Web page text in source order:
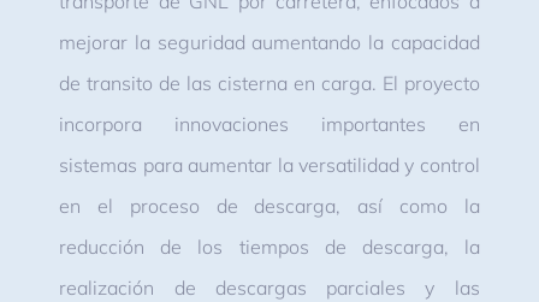
mejorar la seguridad aumentando la capacidad
de transito de las cisterna en carga. El proyecto
incorpora innovaciones importantes en
sistemas para aumentar la versatilidad y control
en el proceso de descarga, así como la
reducción de los tiempos de descarga, la
realización de descargas parciales y las